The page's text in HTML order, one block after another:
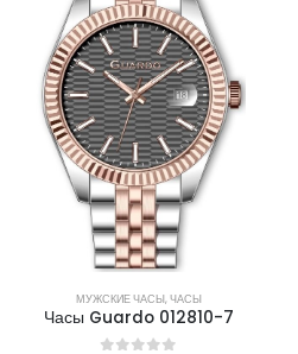
МУЖСКИЕ ЧАСЫ,ЧАСЫ
Часы Guardo 012810-7